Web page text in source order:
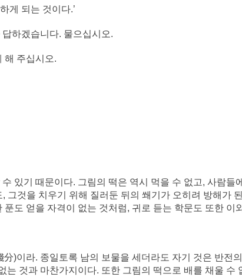
게 되는 것이다.’
하겠습니다. 물으십시오.
해 주십시오.
있기 때문이다. 그림의 떡은 역시 먹을 수 없고, 사람
그것을 치우기 위해 질러둔 뒤의 쐐기가 오히려 방해가
도 얻을 자격이 없는 것처럼, 귀로 듣는 학문도 또한 이
)이라. 종일토록 남의 보물을 세더라도 자기 것은 반전
는 것과 마찬가지이다. 또한 그림의 떡으로 배를 채울